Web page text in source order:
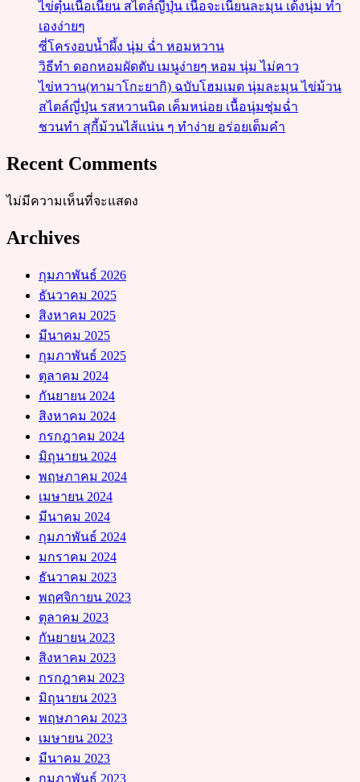
ไข่ตุ๋นเนื้อเนียน สไตล์ญี่ปุ่น เนื้อจะเนียนละมุน เด้งนุ่ม ทำ
เองง่ายๆ
ซี่โครงอบน้ำผึ้ง นุ่ม ฉ่ำ หอมหวาน
วิธีทำ ดอกหอมผัดตับ เมนูง่ายๆ หอม นุ่ม ไม่คาว
ไข่หวาน(ทามาโกะยากิ) ฉบับโฮมเมด นุ่มละมุน ไข่ม้วน
สไตล์ญี่ปุ่น รสหวานนิด เค็มหน่อย เนื้อนุ่มชุ่มฉ่ำ
ชวนทำ สุกี้ม้วนไส้แน่น ๆ ทำง่าย อร่อยเต็มคำ
Recent Comments
ไม่มีความเห็นที่จะแสดง
Archives
กุมภาพันธ์ 2026
ธันวาคม 2025
สิงหาคม 2025
มีนาคม 2025
กุมภาพันธ์ 2025
ตุลาคม 2024
กันยายน 2024
สิงหาคม 2024
กรกฎาคม 2024
มิถุนายน 2024
พฤษภาคม 2024
เมษายน 2024
มีนาคม 2024
กุมภาพันธ์ 2024
มกราคม 2024
ธันวาคม 2023
พฤศจิกายน 2023
ตุลาคม 2023
กันยายน 2023
สิงหาคม 2023
กรกฎาคม 2023
มิถุนายน 2023
พฤษภาคม 2023
เมษายน 2023
มีนาคม 2023
กุมภาพันธ์ 2023